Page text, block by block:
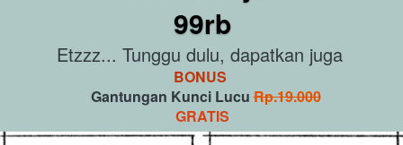
99rb
Etzzz... Tunggu dulu, dapatkan juga
BONUS
  Gantungan Kunci Lucu
Rp.19.000
GRATIS